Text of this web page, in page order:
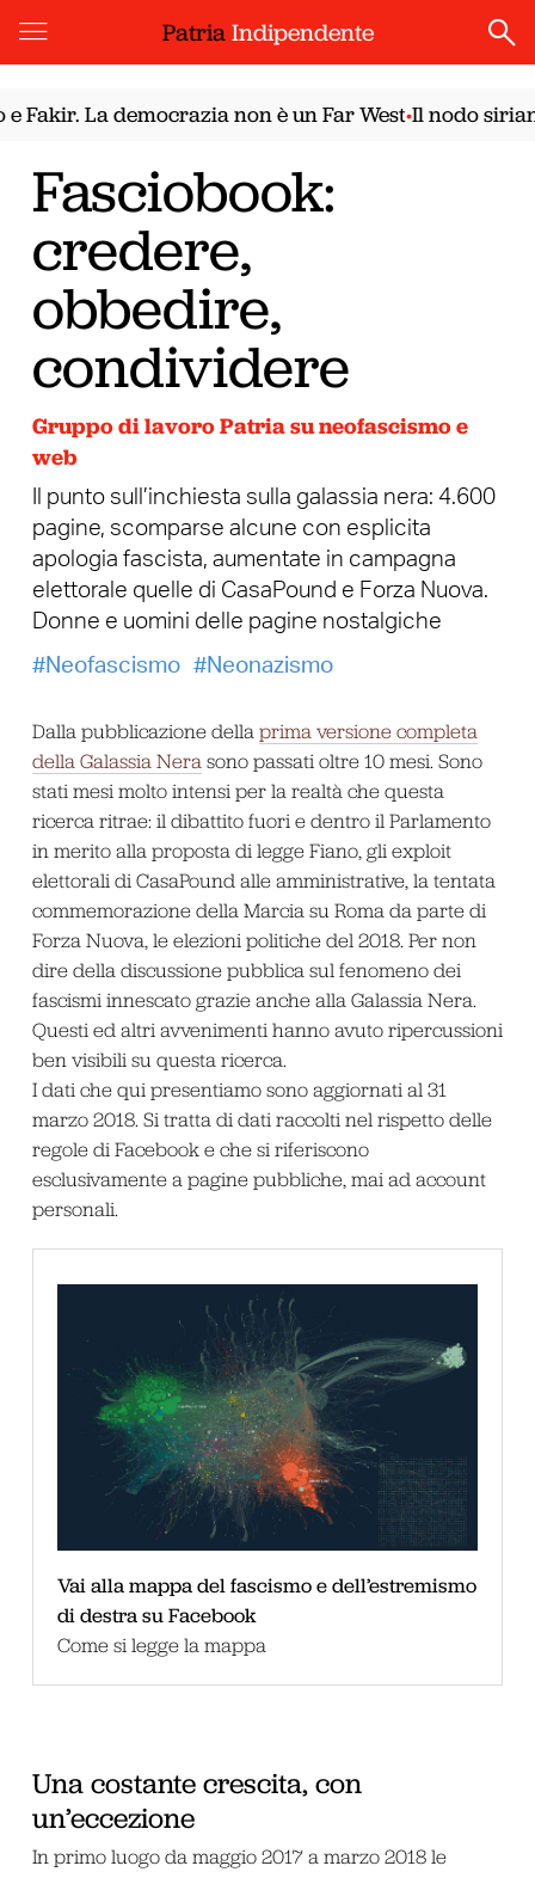
PatriaIndipendente
La democrazia non è un Far West•Il nodo siriano.
Fasciobook:
credere,
obbedire,
condividere
Gruppo di lavoro Patria su neofascismo e
web
Il punto sull’inchiesta sulla galassia nera: 4.600
pagine, scomparse alcune con esplicita
apologia fascista, aumentate in campagna
elettorale quelle di CasaPound e Forza Nuova.
Donne e uomini delle pagine nostalgiche
Neofascismo
Neonazismo
Dalla pubblicazione della prima versione completa
della Galassia Nerasono passati oltre 10 mesi. Sono
stati mesi molto intensi per la realtà che questa
ricerca ritrae: il dibattito fuori e dentro il Parlamento
in merito alla proposta di legge Fiano, gli exploit
elettorali di CasaPound alle amministrative, la tentata
commemorazione della Marcia su Roma da parte di
Forza Nuova, le elezioni politiche del 2018. Per non
dire della discussione pubblica sul fenomeno dei
fascismi innescato grazie anche alla Galassia Nera.
Questi ed altri avvenimenti hanno avuto ripercussioni
ben visibili su questa ricerca.
I dati che qui presentiamo sono aggiornati al 31
marzo 2018. Si tratta di dati raccolti nel rispetto delle
regole di Facebook e che si riferiscono
esclusivamente a pagine pubbliche, mai ad account
personali.
Vai alla mappa del fascismo e dell’estremismo
di destra su Facebook
Come si legge la mappa
Una costante crescita, con
un’eccezione
In primo luogo da maggio 2017 a marzo 2018 le